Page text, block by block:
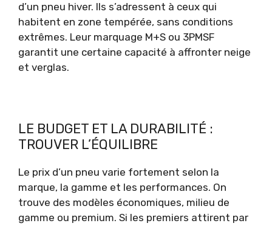
d’un pneu hiver. Ils s’adressent à ceux qui
habitent en zone tempérée, sans conditions
extrêmes. Leur marquage M+S ou 3PMSF
garantit une certaine capacité à affronter neige
et verglas.
LE BUDGET ET LA DURABILITÉ :
TROUVER L’ÉQUILIBRE
Le prix d’un pneu varie fortement selon la
marque, la gamme et les performances. On
trouve des modèles économiques, milieu de
gamme ou premium. Si les premiers attirent par